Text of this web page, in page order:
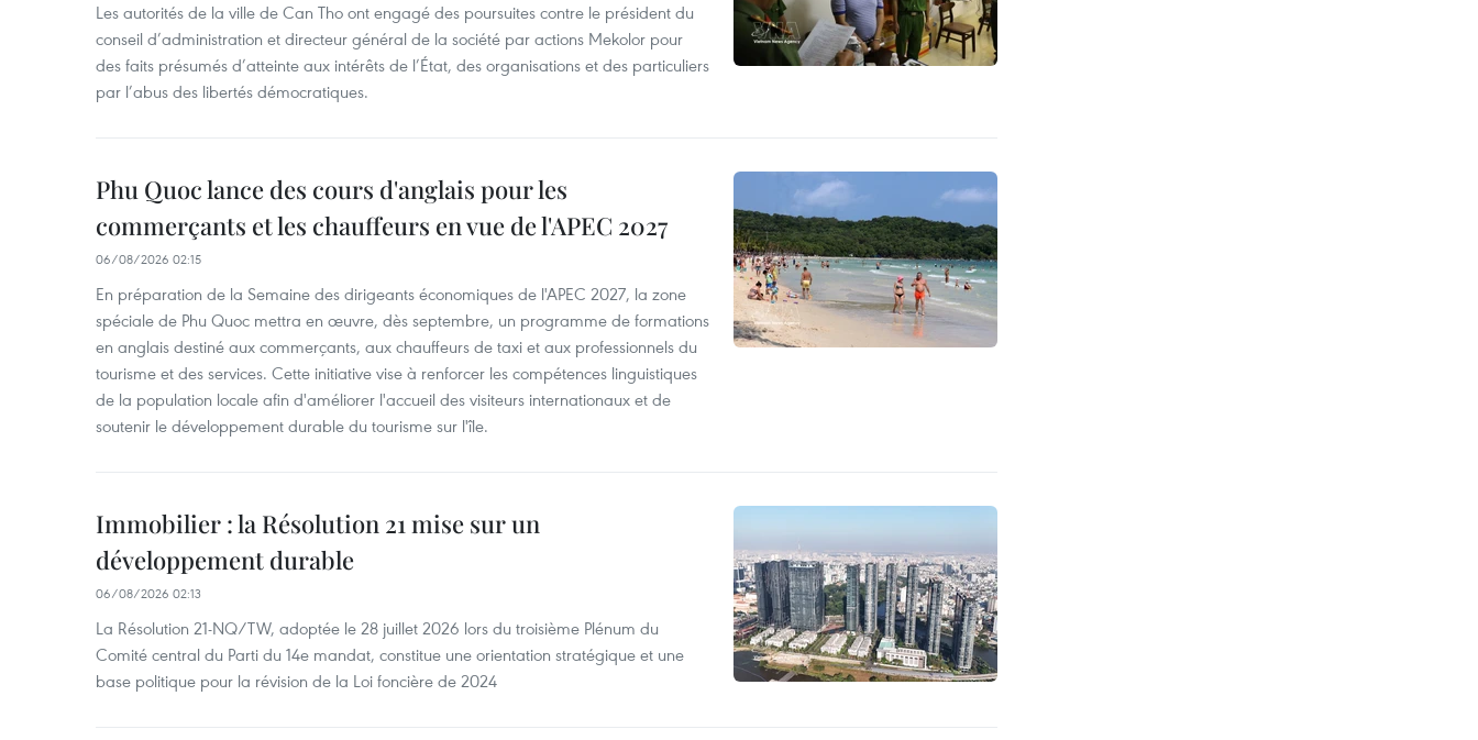
Les autorités de la ville de Can Tho ont engagé des poursuites contre le président du
conseil d’administration et directeur général de la société par actions Mekolor pour
des faits présumés d’atteinte aux intérêts de l’État, des organisations et des particuliers
par l’abus des libertés démocratiques.
Phu Quoc lance des cours d'anglais pour les
commerçants et les chauffeurs en vue de l'APEC 2027
06/08/2026 02:15
En préparation de la Semaine des dirigeants économiques de l'APEC 2027, la zone
spéciale de Phu Quoc mettra en œuvre, dès septembre, un programme de formations
en anglais destiné aux commerçants, aux chauffeurs de taxi et aux professionnels du
tourisme et des services. Cette initiative vise à renforcer les compétences linguistiques
de la population locale afin d'améliorer l'accueil des visiteurs internationaux et de
soutenir le développement durable du tourisme sur l'île.
Immobilier : la Résolution 21 mise sur un
développement durable
06/08/2026 02:13
La Résolution 21-NQ/TW, adoptée le 28 juillet 2026 lors du troisième Plénum du
Comité central du Parti du 14e mandat, constitue une orientation stratégique et une
base politique pour la révision de la Loi foncière de 2024